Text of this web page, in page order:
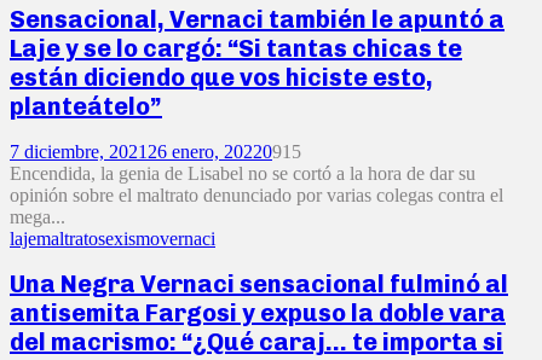
Sensacional, Vernaci también le apuntó a
Laje y se lo cargó: “Si tantas chicas te
están diciendo que vos hiciste esto,
planteátelo”
7 diciembre, 2021 26 enero, 20220915
Encendida, la genia de Lisabel no se cortó a la hora de dar su
opinión sobre el maltrato denunciado por varias colegas contra el
mega...
lajemaltratosexismovernaci
Una Negra Vernaci sensacional fulminó al
antisemita Fargosi y expuso la doble vara
del macrismo: “¿Qué caraj… te importa si